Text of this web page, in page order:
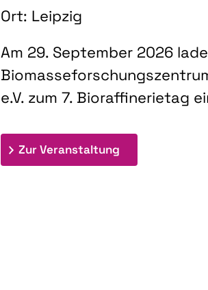
Ort: Leipzig
Am 29. September 2026
e.V. zum 7. Bioraffinerietag
Zur Veranstaltung: 7.